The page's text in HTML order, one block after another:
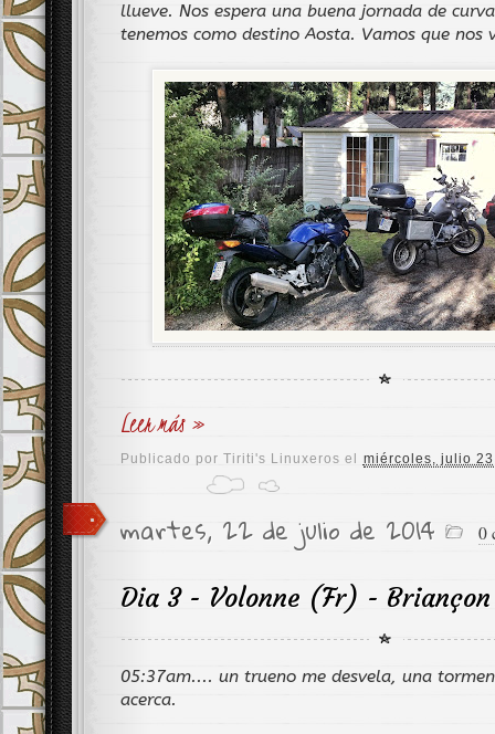
llueve. Nos espera una buena jornada de
tenemos como destino Aosta. Vamos que nos
Leer más »
Publicado porTiriti's Linuxeros el miércoles, julio
martes, 22 de julio de 2014 0
Dia 3 - Volonne (Fr) -
05:37am.... un trueno me desvela, una
acerca.